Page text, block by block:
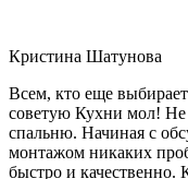
Кристина Шатунова
Всем, кто еще
советую Кухни мол! Не
спальню. Начиная с
монтажом никаких
быстро и качественно.